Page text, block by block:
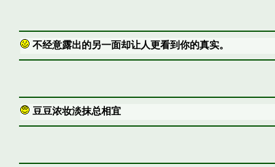
不经意露出的另一面却让人更看到你的真实。
豆豆浓妆淡抹总相宜